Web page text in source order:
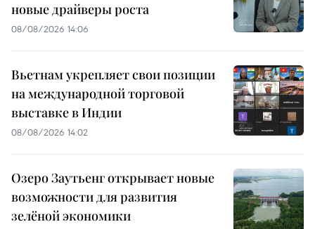
новые драйверы роста
08/08/2026 14:06
Вьетнам укрепляет свои позиции
на международной торговой
выставке в Индии
08/08/2026 14:02
Озеро Заутьенг открывает новые
возможности для развития
зелёной экономики